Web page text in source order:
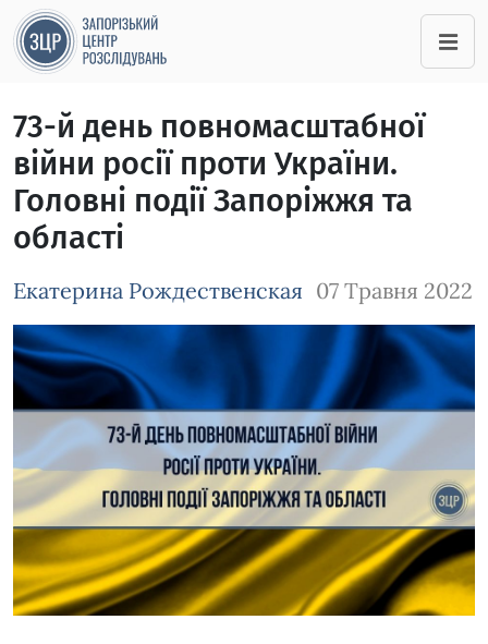
73-й день повномасштабної
війни росії проти України.
Головні події Запоріжжя та
області
Екатерина Рождественская 07 Травня 2022
Зображення завантажується